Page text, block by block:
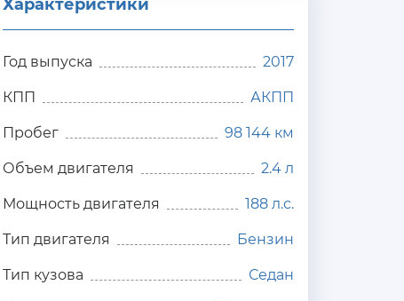
Характеристики
Год выпуска 2017
КПП АКПП
Пробег 98 144 км
Объем двигателя 2.4 л
Мощность двигателя 188 л.с.
Тип двигателя Бензин
Тип кузова Седан